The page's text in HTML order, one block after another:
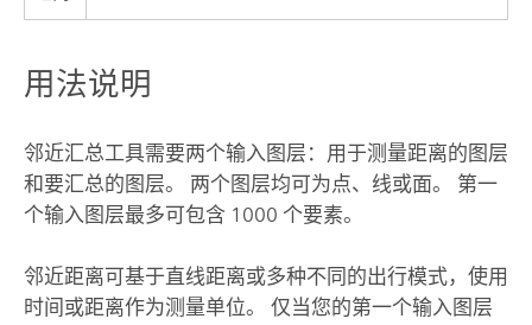
用法说明
邻近汇总工具需要两个输入图层：用于测量距离的图层
和要汇总的图层。 两个图层均可为点、线或面。 第一
个输入图层最多可包含 1000 个要素。
邻近距离可基于直线距离或多种不同的出行模式，使用
时间或距离作为测量单位。 仅当您的第一个输入图层